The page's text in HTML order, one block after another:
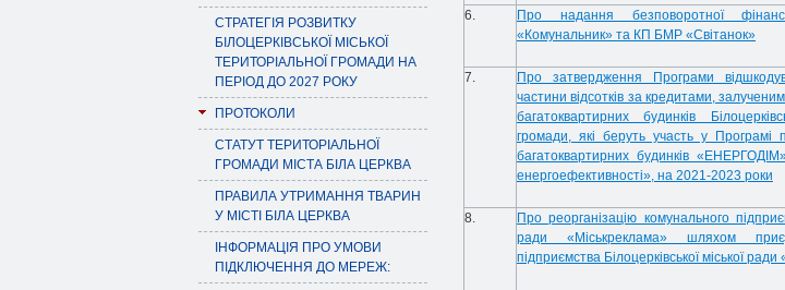
СТРАТЕГІЯ РОЗВИТКУ
БІЛОЦЕРКІВСЬКОЇ МІСЬКОЇ
ТЕРИТОРІАЛЬНОЇ ГРОМАДИ НА
ПЕРІОД ДО 2027 РОКУ
ПРОТОКОЛИ
СТАТУТ ТЕРИТОРІАЛЬНОЇ
ГРОМАДИ МІСТА БІЛА ЦЕРКВА
ПРАВИЛА УТРИМАННЯ ТВАРИН
У МІСТІ БІЛА ЦЕРКВА
ІНФОРМАЦІЯ ПРО УМОВИ
ПІДКЛЮЧЕННЯ ДО МЕРЕЖ:
6.
Про надання безповоротної
«Комунальник» та КП БМР «Світанок»
7.
Про затвердження Програми
частини відсотків за кредитами,
багатоквартирних будинків
громади, які беруть участь у Програмі
багатоквартирних будинків
енергоефективності», на 2021-2023 роки
8.
Про реорганізацію комунального
ради «Міськреклама» шляхом
підприємства Білоцерківської міської